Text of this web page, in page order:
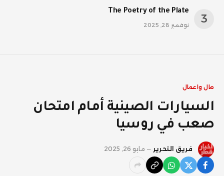
The Poetry of the Plate
نوفمبر 28, 2025
مال واعمال
السيارات الصينية أمام امتحان
صعب في روسيا
فريق التحرير مايو 26, 2025